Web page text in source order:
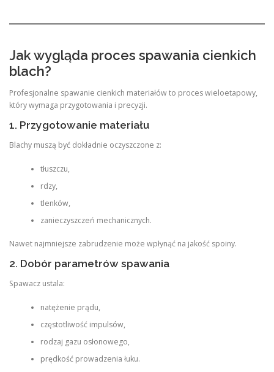
Jak wygląda proces spawania cienkich
blach?
Profesjonalne spawanie cienkich materiałów to proces wieloetapowy,
który wymaga przygotowania i precyzji.
1. Przygotowanie materiału
Blachy muszą być dokładnie oczyszczone z:
tłuszczu,
rdzy,
tlenków,
zanieczyszczeń mechanicznych.
Nawet najmniejsze zabrudzenie może wpłynąć na jakość spoiny.
2. Dobór parametrów spawania
Spawacz ustala:
natężenie prądu,
częstotliwość impulsów,
rodzaj gazu osłonowego,
prędkość prowadzenia łuku.